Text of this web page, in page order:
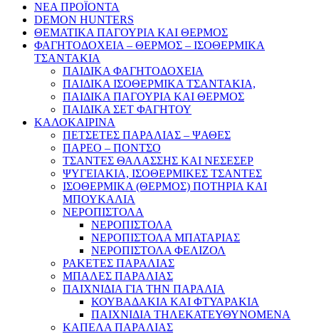
ΝΕΑ ΠΡΟΪΟΝΤΑ
DEMON HUNTERS
ΘΕΜΑΤΙΚΑ ΠΑΓΟΥΡΙΑ ΚΑΙ ΘΕΡΜΟΣ
ΦΑΓΗΤΟΔΟΧΕΙΑ – ΘΕΡΜΟΣ – ΙΣΟΘΕΡΜΙΚΑ
ΤΣΑΝΤΑΚΙΑ
ΠΑΙΔΙΚΑ ΦΑΓΗΤΟΔΟΧΕΙΑ
ΠΑΙΔΙΚΑ ΙΣΟΘΕΡΜΙΚΑ ΤΣΑΝΤΑΚΙΑ,
ΠΑΙΔΙΚΑ ΠΑΓΟΥΡΙΑ ΚΑΙ ΘΕΡΜΟΣ
ΠΑΙΔΙΚΑ ΣΕΤ ΦΑΓΗΤΟΥ
ΚΑΛΟΚΑΙΡΙΝΑ
ΠΕΤΣΕΤΕΣ ΠΑΡΑΛΙΑΣ – ΨΑΘΕΣ
ΠΑΡΕΟ – ΠΟΝΤΣΟ
ΤΣΑΝΤΕΣ ΘΑΛΑΣΣΗΣ ΚΑΙ ΝΕΣΕΣΕΡ
ΨΥΓΕΙΑΚΙΑ, ΙΣΟΘΕΡΜΙΚΕΣ ΤΣΑΝΤΕΣ
ΙΣΟΘΕΡΜΙΚΑ (ΘΕΡΜΟΣ) ΠΟΤΗΡΙΑ ΚΑΙ
ΜΠΟΥΚΑΛΙΑ
ΝΕΡΟΠΙΣΤΟΛΑ
ΝΕΡΟΠΙΣΤΟΛΑ
ΝΕΡΟΠΙΣΤΟΛΑ ΜΠΑΤΑΡΙΑΣ
ΝΕΡΟΠΙΣΤΟΛΑ ΦΕΛΙΖΟΛ
ΡΑΚΕΤΕΣ ΠΑΡΑΛΙΑΣ
ΜΠΑΛΕΣ ΠΑΡΑΛΙΑΣ
ΠΑΙΧΝΙΔΙΑ ΓΙΑ ΤΗΝ ΠΑΡΑΛΙΑ
ΚΟΥΒΑΔΑΚΙΑ ΚΑΙ ΦΤΥΑΡΑΚΙΑ
ΠΑΙΧΝΙΔΙΑ ΤΗΛΕΚΑΤΕΥΘΥΝΟΜΕΝΑ
ΚΑΠΕΛΑ ΠΑΡΑΛΙΑΣ